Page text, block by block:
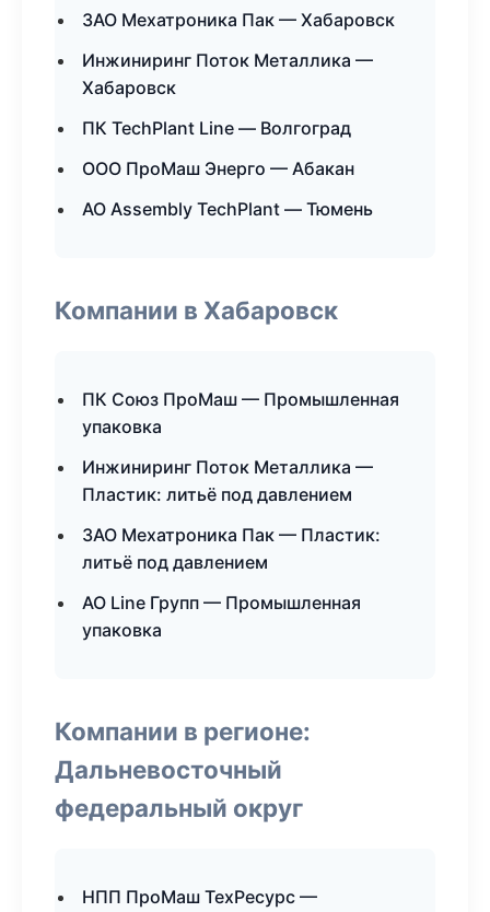
ЗАО Мехатроника Пак — Хабаровск
Инжиниринг Поток Металлика —
Хабаровск
ПК TechPlant Line — Волгоград
ООО ПроМаш Энерго — Абакан
АО Assembly TechPlant — Тюмень
Компании в Хабаровск
ПК Союз ПроМаш — Промышленная
упаковка
Инжиниринг Поток Металлика —
Пластик: литьё под давлением
ЗАО Мехатроника Пак — Пластик:
литьё под давлением
АО Line Групп — Промышленная
упаковка
Компании в регионе:
Дальневосточный
федеральный округ
НПП ПроМаш ТехРесурс —